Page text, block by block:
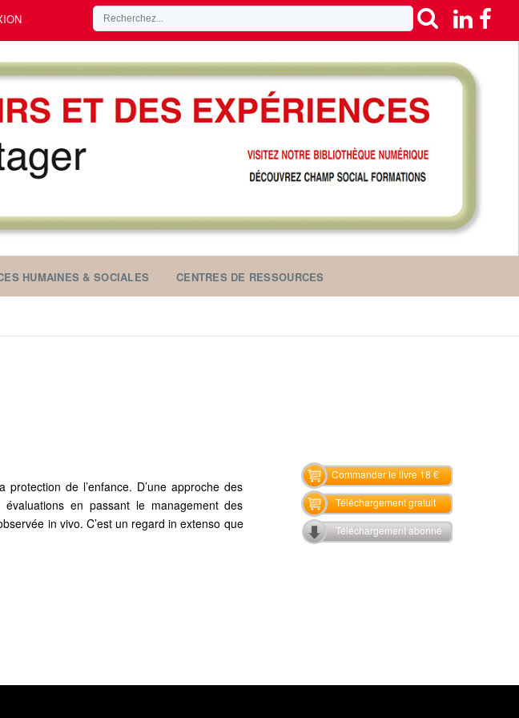
HUMAINES & SOCIALES CENTRES DE RESSOURCES
de l’enfance. D’une approche des
en passant le management des
in vivo. C’est un regard in extenso que
Commander le livre 18 €
Téléchargement gratuit
Téléchargement abonné